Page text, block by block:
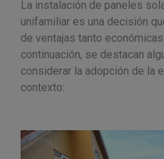
La instalación de paneles
unifamiliar es una decisión
de ventajas tanto
continuación, se destacan
considerar la adopción de la
contexto: